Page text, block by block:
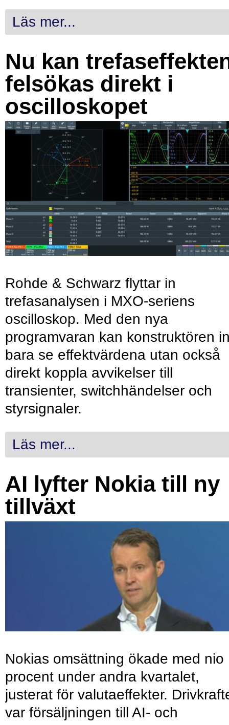
Läs mer...
Nu kan
felsökas direkt i
oscilloskopet
Rohde & Schwarz flyttar in
trefasanalysen i MXO-seriens
oscilloskop. Med den nya
programvaran kan konstruktören
bara se effektvärdena utan också
direkt koppla avvikelser till
transienter, switchhändelser och
styrsignaler.
Läs mer...
AI lyfter Nokia till ny
tillväxt
Nokias omsättning ökade med nio
procent under andra kvartalet,
justerat för valutaeffekter.
var försäljningen till AI- och